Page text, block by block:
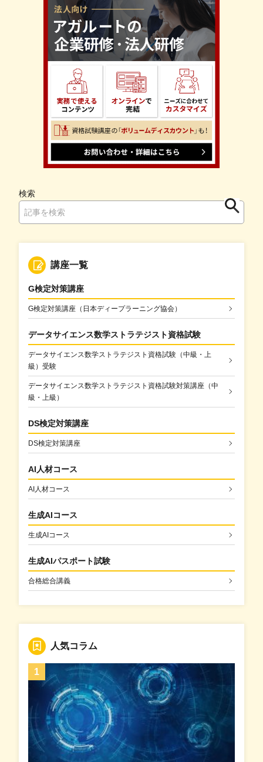
検索
検
講座一覧
G検定対策講座
G検定対策講座（日本ディープラーニング協会）
データサイエンス数学ストラテジスト資格試験
データサイエンス数学ストラテジスト資格試験（中級・上
級）受験
データサイエンス数学ストラテジスト資格試験対策講座（中
級・上級）
DS検定対策講座
DS検定対策講座
AI人材コース
AI人材コース
生成AIコース
生成AIコース
生成AIパスポート試験
合格総合講義
人気コラム